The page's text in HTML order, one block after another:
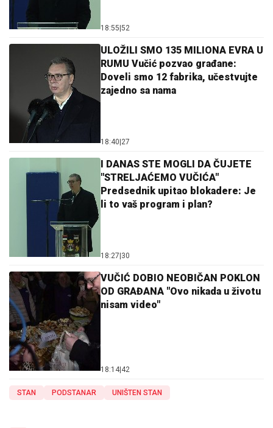
18:55|52
ULOŽILI SMO 135 MILIONA EVRA U
RUMU Vučić pozvao građane:
Doveli smo 12 fabrika, učestvujte
zajedno sa nama
18:40|27
I DANAS STE MOGLI DA ČUJETE
"STRELJAĆEMO VUČIĆA"
Predsednik upitao blokadere: Je
li to vaš program i plan?
18:27|30
VUČIĆ DOBIO NEOBIČAN POKLON
OD GRAĐANA "Ovo nikada u životu
nisam video"
18:14|42
STAN PODSTANAR UNIŠTEN STAN